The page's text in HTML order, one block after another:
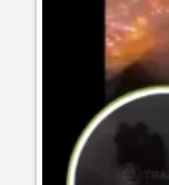
Deportes